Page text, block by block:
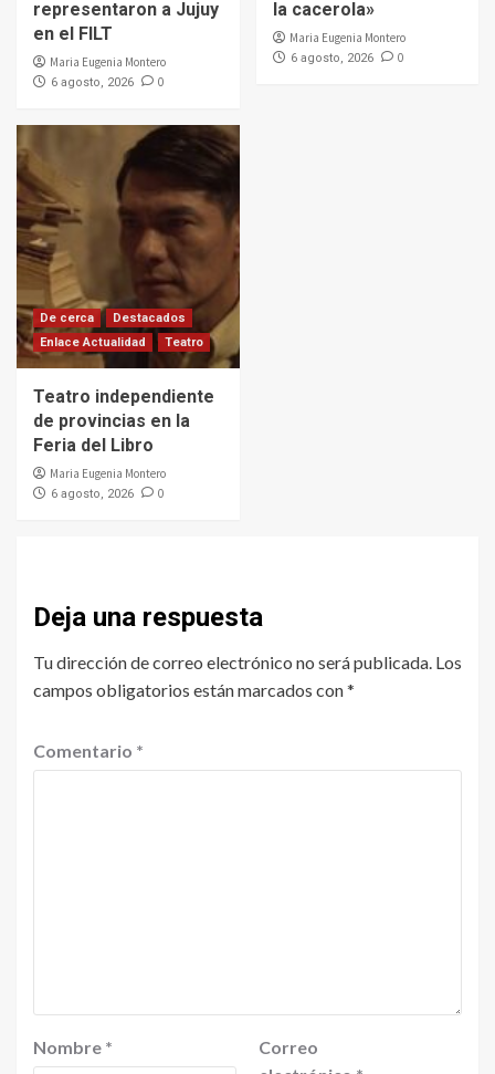
representaron a Jujuy
en el FILT
Maria Eugenia Montero
6 agosto, 2026 0
la cacerola»
Maria Eugenia Montero
6 agosto, 2026 0
De cerca
Destacados
Enlace Actualidad
Teatro
Teatro independiente
de provincias en la
Feria del Libro
Maria Eugenia Montero
6 agosto, 2026 0
Deja una respuesta
Tu dirección de correo electrónico no será publicada. Los
campos obligatorios están marcados con*
Comentario *
Nombre *
Correo